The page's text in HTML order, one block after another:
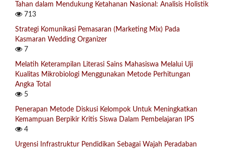
Tahan dalam Mendukung Ketahanan Nasional: Analisis Holistik
713
Strategi Komunikasi Pemasaran (Marketing Mix) Pada
Kasmaran Wedding Organizer
7
Melatih Keterampilan Literasi Sains Mahasiswa Melalui Uji
Kualitas Mikrobiologi Menggunakan Metode Perhitungan
Angka Total
5
Penerapan Metode Diskusi Kelompok Untuk Meningkatkan
Kemampuan Berpikir Kritis Siswa Dalam Pembelajaran IPS
4
Urgensi Infrastruktur Pendidikan Sebagai Wajah Peradaban